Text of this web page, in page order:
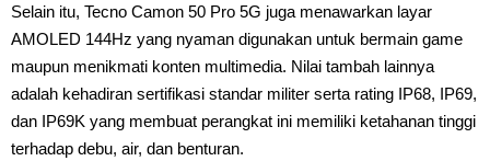
Selain itu, Tecno Camon 50 Pro 5G juga menawarkan layar
AMOLED 144Hz yang nyaman digunakan untuk bermain game
maupun menikmati konten multimedia. Nilai tambah lainnya
adalah kehadiran sertifikasi standar militer serta rating IP68, IP69,
dan IP69K yang membuat perangkat ini memiliki ketahanan tinggi
terhadap debu, air, dan benturan.